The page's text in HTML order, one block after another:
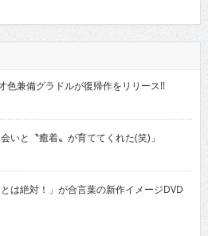
色兼備グラドルが復帰作をリリース!!
と〝癒着〟が育ててくれた(笑)」
は絶対！」が合言葉の新作イメージDVD